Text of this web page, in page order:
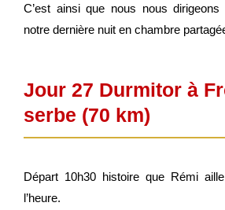
C’est ainsi que nous nous
notre dernière nuit en chambre
Jour 27 Durmitor à
serbe (70 km)
Départ 10h30 histoire que Rémi
l’heure.